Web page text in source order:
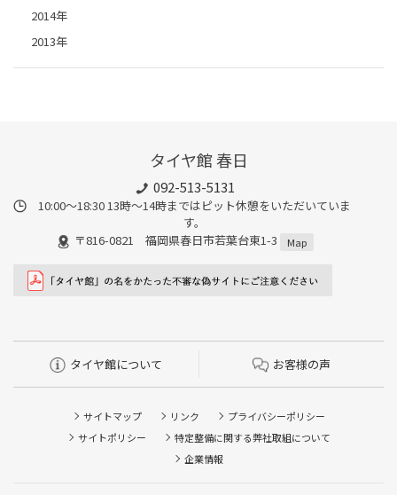
2014年
2013年
タイヤ館 春日
092-513-5131
10:00～18:30 13時〜14時まではピット休憩をいただいていま
す。
〒816-0821 福岡県春日市若葉台東1-3
Map
タイヤ館について お客様の声
サイトマップ リンク
プライバシーポリシー
サイトポリシー
特定整備に関する弊社取組について
企業情報